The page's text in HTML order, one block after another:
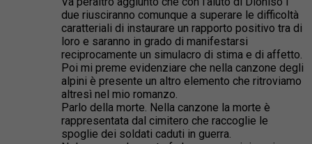
due riusciranno comunque a superare le difficoltà
caratteriali di instaurare un rapporto positivo tra di
loro e saranno in grado di manifestarsi
reciprocamente un simulacro di stima e di affetto.
Poi mi preme evidenziare che nella canzone degli
alpini è presente un altro elemento che ritroviamo
altresì nel mio romanzo.
Parlo della morte. Nella canzone la morte è
rappresentata dal cimitero che raccoglie le
spoglie dei soldati caduti in guerra.